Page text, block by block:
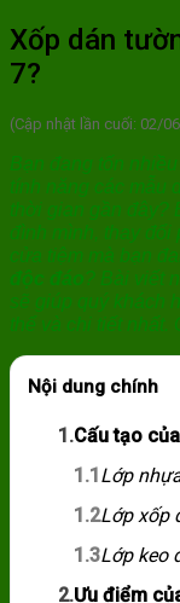
Xốp dán
7?
(Cập nhật lần cuối: 02/
Bạn đang tốn
tính năng các mẫu
thời gian gần đây?
đình mình, thay đổi
cửa tiệm mà bạn
độc đáo? Bài viết
sẽ giúp quý khách
thể và chi tiết nhất.
Nội dung chính
1.Cấu tạo
1.1Lớp
1.2Lớp xốp
1.3Lớp keo
2.Ưu điểm